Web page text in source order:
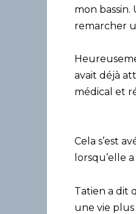
mon
remarcher
avait déjà
médical et
Cela s’est
lorsqu’elle
Tatien a dit
une vie plus